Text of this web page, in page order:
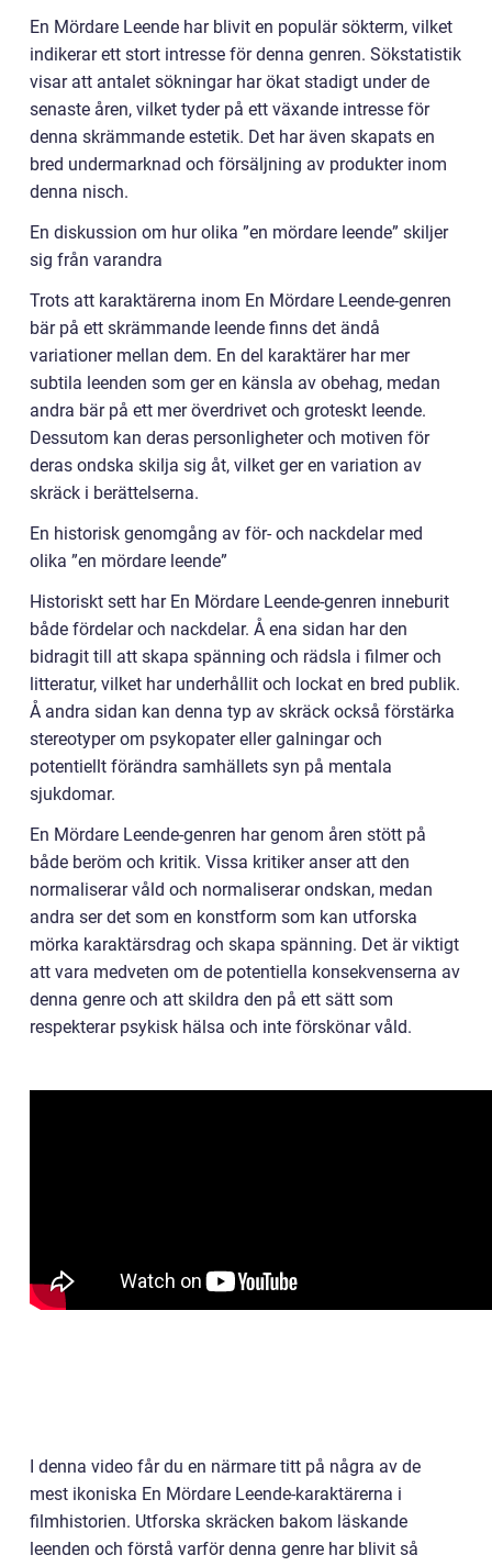
En Mördare Leende har blivit en populär sökterm, vilket
indikerar ett stort intresse för denna genren. Sökstatistik
visar att antalet sökningar har ökat stadigt under de
senaste åren, vilket tyder på ett växande intresse för
denna skrämmande estetik. Det har även skapats en
bred undermarknad och försäljning av produkter inom
denna nisch.
En diskussion om hur olika ”en mördare leende” skiljer
sig från varandra
Trots att karaktärerna inom En Mördare Leende-genren
bär på ett skrämmande leende finns det ändå
variationer mellan dem. En del karaktärer har mer
subtila leenden som ger en känsla av obehag, medan
andra bär på ett mer överdrivet och groteskt leende.
Dessutom kan deras personligheter och motiven för
deras ondska skilja sig åt, vilket ger en variation av
skräck i berättelserna.
En historisk genomgång av för- och nackdelar med
olika ”en mördare leende”
Historiskt sett har En Mördare Leende-genren inneburit
både fördelar och nackdelar. Å ena sidan har den
bidragit till att skapa spänning och rädsla i filmer och
litteratur, vilket har underhållit och lockat en bred publik.
Å andra sidan kan denna typ av skräck också förstärka
stereotyper om psykopater eller galningar och
potentiellt förändra samhällets syn på mentala
sjukdomar.
En Mördare Leende-genren har genom åren stött på
både beröm och kritik. Vissa kritiker anser att den
normaliserar våld och normaliserar ondskan, medan
andra ser det som en konstform som kan utforska
mörka karaktärsdrag och skapa spänning. Det är viktigt
att vara medveten om de potentiella konsekvenserna av
denna genre och att skildra den på ett sätt som
respekterar psykisk hälsa och inte förskönar våld.
I denna video får du en närmare titt på några av de
mest ikoniska En Mördare Leende-karaktärerna i
filmhistorien. Utforska skräcken bakom läskande
leenden och förstå varför denna genre har blivit så